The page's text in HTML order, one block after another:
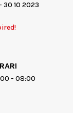
30 10 2023
- 08:00